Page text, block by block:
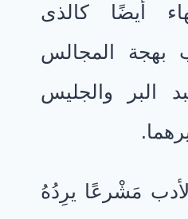
أيضًا كالذى
بهجة المجالس
البر والجليس
مَشْرعًا يرِدُهُ